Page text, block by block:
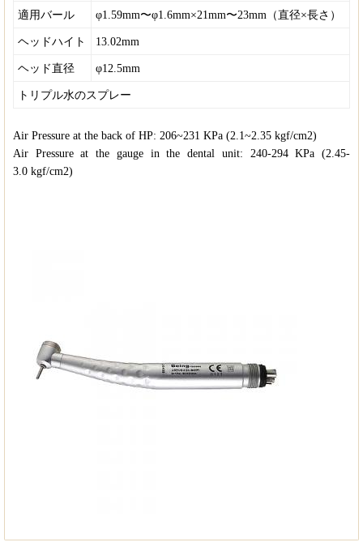
適用バール φ1.59mm〜φ1.6mm×21mm〜23mm（直径×長さ）
ヘッドハイト 13.02mm
ヘッド直径 φ12.5mm
トリプル水のスプレー
Air Pressure at the back of HP: 206~231 KPa (2.1~2.35 kgf/cm2)
Air Pressure at the gauge in the dental unit: 240-294 KPa (2.45-
3.0 kgf/cm2)